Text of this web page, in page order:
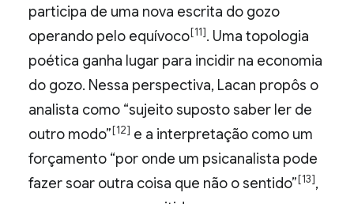
participa de uma nova escrita do gozo
operando pelo equívoco[11]. Uma topologia
poética ganha lugar para incidir na economia
do gozo. Nessa perspectiva, Lacan propôs o
analista como “sujeito suposto saber ler de
outro modo”[12] e a interpretação como um
forçamento “por onde um psicanalista pode
fazer soar outra coisa que não o sentido”[13],